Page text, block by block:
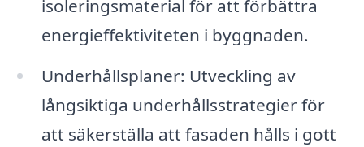
isoleringsmaterial för att förbättra
energieffektiviteten i byggnaden.
Underhållsplaner: Utveckling av
långsiktiga underhållsstrategier för
att säkerställa att fasaden hålls i gott